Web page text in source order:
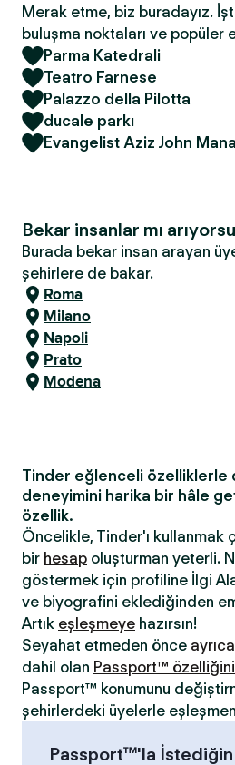
Merak etme, biz buradayız.
buluşma noktaları ve popüler
Parma Katedrali
Teatro Farnese
Palazzo della Pilotta
ducale parkı
Evangelist Aziz John
Bekar insanlar mı
Burada bekar insan arayan
şehirlere de bakar.
Roma
Milano
Napoli
Prato
Modena
Tinder eğlenceli özelliklerle
deneyimini harika bir hâle
özellik.
Öncelikle, Tinder'ı kullanmak
bir hesap oluşturman yeterli.
göstermek için profiline İlgi
ve biyografini eklediğinden
Artık eşleşmeye hazırsın!
Seyahat etmeden önce
dahil olan Passport™ özelliğini
Passport™ konumunu
şehirlerdeki üyelerle
Passport™'la İstediğin